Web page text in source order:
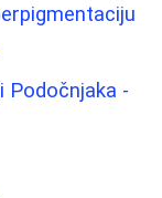
Podočnjaka -